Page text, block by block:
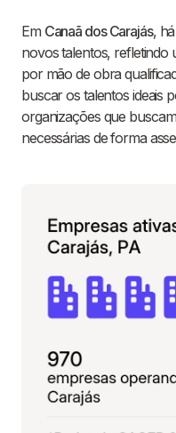
Em Canaã dos Carajás, há
novos talentos, refletindo
por mão de obra
buscar os talentos ideais
organizações que
necessárias de forma